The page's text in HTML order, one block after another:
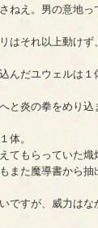
ねえ。男の意地
はそれ以上動けず
んだユウェルは１
と炎の拳をめり込
体。
てもらっていた熾
また魔導書から
ですが、威力はな